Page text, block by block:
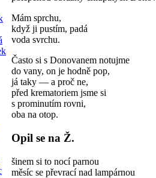
Mám sprchu,
když ji pustím, padá
voda svrchu.
Často si s Donovanem notujme
do vany, on je hodně pop,
já taky — a proč ne,
před krematoriem jsme si
s prominutím rovni,
oba na otop.
Opil se na Ž.
šinem si to nocí parnou
měsíc se převrací nad lampárnou